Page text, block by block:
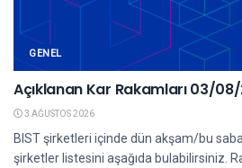
GENEL
Açıklanan Kar Rakamları 03/
3 AĞUSTOS 2026
BIST şirketleri içinde dün akşam/bu
şirketler listesini aşağıda bulabilirsiniz.